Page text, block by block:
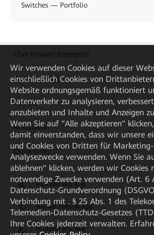
Switches — Portfolio
Über Huawei Enterprise
Kaufanleitung
Partner
Ressourcen
Quick Links
HUAWEI eKit App
Huawei HiKnow App
HUAWEI eFly App
Wir verwenden Cookies auf dieser
einschließlich Cookies von
Website ordnungsgemäß funktioniert
Datenverkehr zu analysieren,
anzubieten und Inhalte und Anzeigen
Wenn Sie auf "Alle akzeptieren"
damit einverstanden, dass wir unsere
und Cookies von Dritten für
Analysezwecke verwenden. Wenn Sie
ablehnen" klicken, werden wir Cookies
notwendige Zwecke verwenden (Art. 6
Datenschutz-Grundverordnung
Verbindung mit . § 25 Abs. 1 des
Telemedien-Datenschutz-Gesetzes
Ihre Cookies jederzeit verwalten.